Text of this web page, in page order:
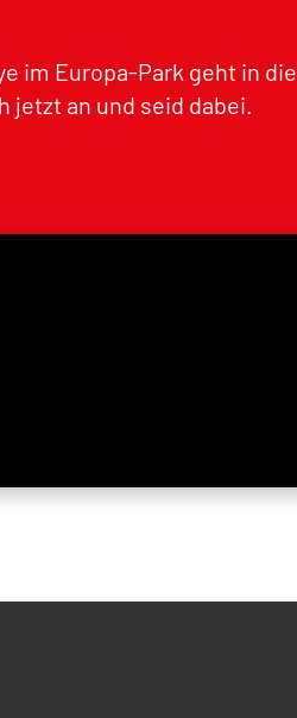
im Europa-Park geht in die
jetzt an und seid dabei.